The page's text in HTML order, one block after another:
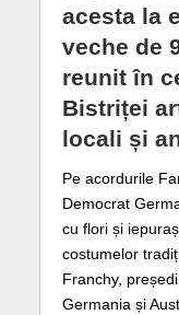
acesta la
veche de
reunit în
Bistriței
locali și
Pe acordurile
Democrat
cu flori și
costumelor
Franchy,
Germania și